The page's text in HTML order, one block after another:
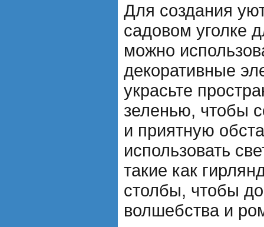
Для создания
садовом уголке
можно
декоративные
украсьте
зеленью, чтобы
и приятную
использовать
такие как
столбы, чтобы
волшебства и